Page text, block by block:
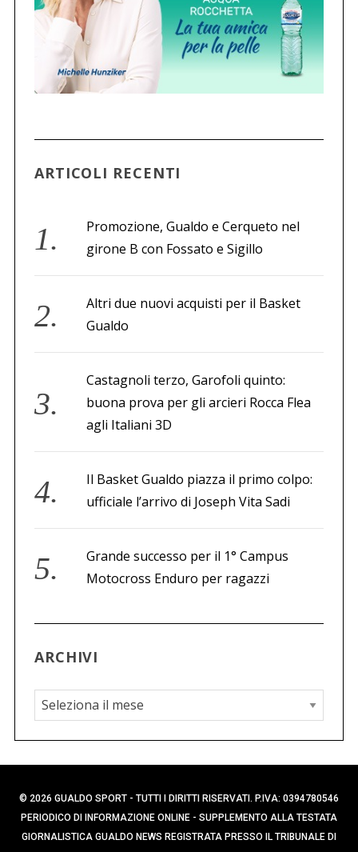
ARTICOLI RECENTI
Promozione, Gualdo e Cerqueto nel
girone B con Fossato e Sigillo
Altri due nuovi acquisti per il Basket
Gualdo
Castagnoli terzo, Garofoli quinto:
buona prova per gli arcieri Rocca Flea
agli Italiani 3D
Il Basket Gualdo piazza il primo colpo:
ufficiale l’arrivo di Joseph Vita Sadi
Grande successo per il 1° Campus
Motocross Enduro per ragazzi
ARCHIVI
A
r
c
h
i
v
i
© 2026 GUALDO SPORT - TUTTI I DIRITTI RISERVATI. P.IVA: 0394780546
PERIODICO DI INFORMAZIONE ONLINE - SUPPLEMENTO ALLA TESTATA
GIORNALISTICA GUALDO NEWS REGISTRATA PRESSO IL TRIBUNALE DI